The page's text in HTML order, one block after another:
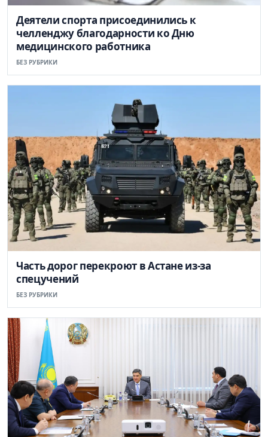
Деятели спорта присоединились к
челленджу благодарности ко Дню
медицинского работника
БЕЗ РУБРИКИ
Часть дорог перекроют в Астане из-за
спецучений
БЕЗ РУБРИКИ